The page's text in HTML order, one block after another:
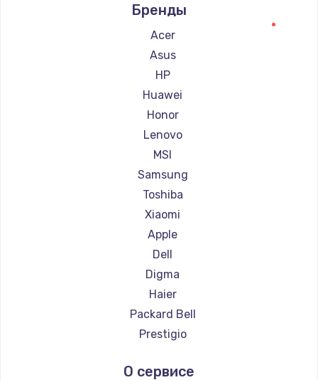
Ремонт ноутбуков Alienware
Ремонт ноутбуков Aquarius
Ремонт ноутбуков Gigabyte
Ремонт ноутбуков Aorus
Ремонт ноутбуков Maibenben
Ремонт ноутбуков Getac
Ремонт ноутбуков Epson
Ремонт ноутбуков Philips
Ремонт ноутбуков LG
Ремонт ноутбуков Panasonic
Ремонт ноутбуков Irbis
Ремонт ноутбуков Thunderobot
Ремонт ноутбуков Hasee
Ремонт ноутбуков ZTE
Ремонт ноутбуков Hiper
Ремонт ноутбуков Evga
Ремонт ноутбуков Google
Ремонт ноутбуков Ardor
Бренды
Acer
Asus
HP
Huawei
Honor
Lenovo
MSI
Samsung
Toshiba
Xiaomi
Apple
Dell
Digma
Haier
Packard Bell
Prestigio
Alienware
О сервисе